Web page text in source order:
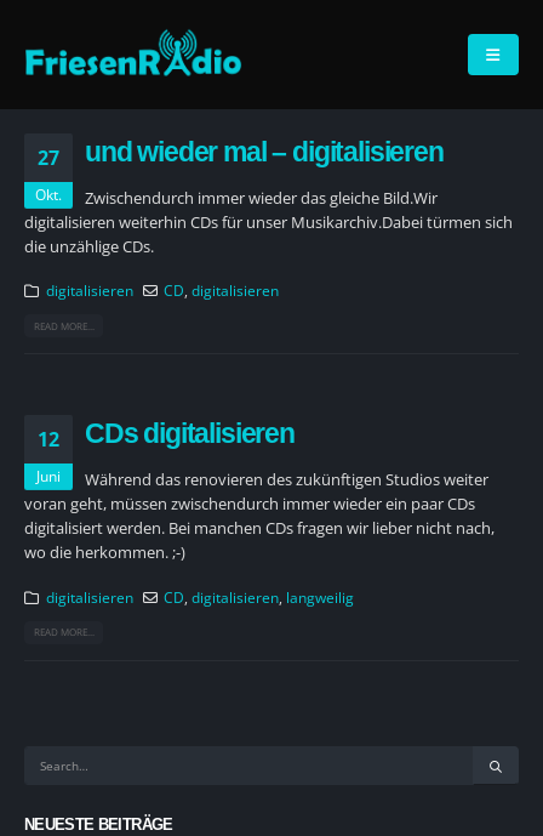
27
Okt.
und wieder mal – digitalisieren
Zwischendurch immer wieder das gleiche Bild.Wir
digitalisieren weiterhin CDs für unser Musikarchiv.Dabei türmen sich
die unzählige CDs.
digitalisieren CD,digitalisieren
READ MORE...
12
Juni
CDs digitalisieren
Während das renovieren des zukünftigen Studios weiter
voran geht, müssen zwischendurch immer wieder ein paar CDs
digitalisiert werden. Bei manchen CDs fragen wir lieber nicht nach,
wo die herkommen. ;-)
digitalisieren CD ,digitalisieren langweilig
READ MORE...
NEUESTE BEITRÄGE